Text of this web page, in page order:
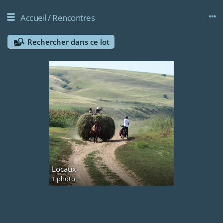
Accueil/Rencontres
Rechercher dans ce lot
Locaux
1 photo